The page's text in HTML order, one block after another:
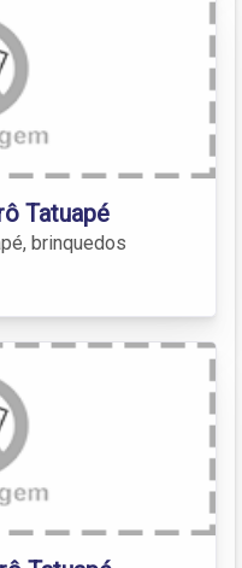
Tatuapé
brinquedos